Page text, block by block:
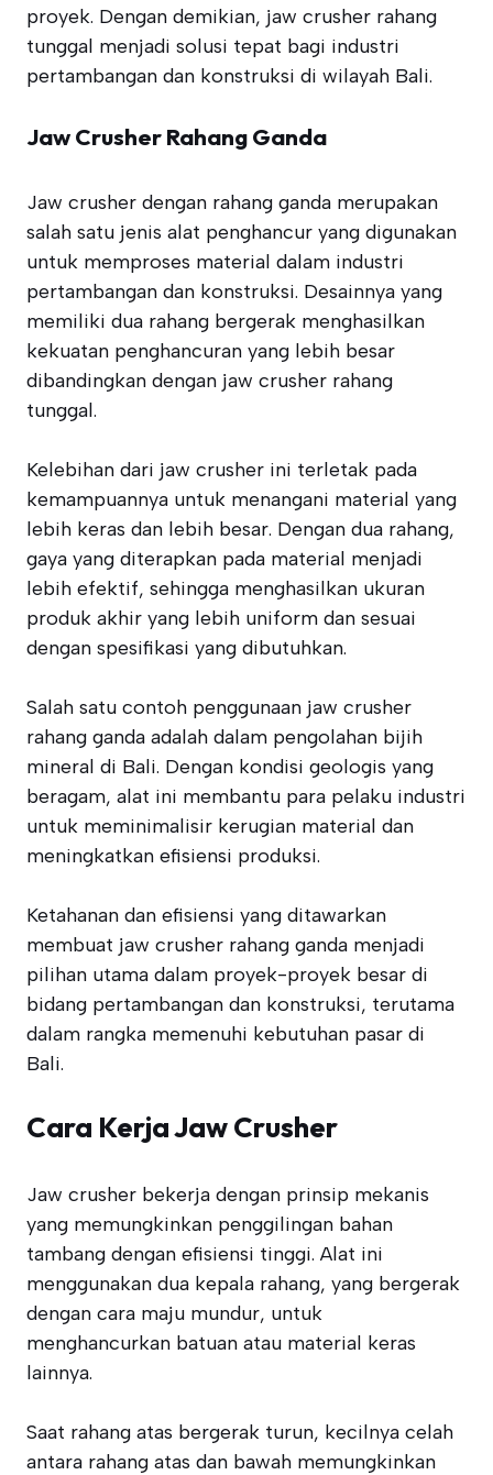
proyek. Dengan demikian, jaw crusher rahang
tunggal menjadi solusi tepat bagi industri
pertambangan dan konstruksi di wilayah Bali.
Jaw Crusher Rahang Ganda
Jaw crusher dengan rahang ganda merupakan
salah satu jenis alat penghancur yang digunakan
untuk memproses material dalam industri
pertambangan dan konstruksi. Desainnya yang
memiliki dua rahang bergerak menghasilkan
kekuatan penghancuran yang lebih besar
dibandingkan dengan jaw crusher rahang
tunggal.
Kelebihan dari jaw crusher ini terletak pada
kemampuannya untuk menangani material yang
lebih keras dan lebih besar. Dengan dua rahang,
gaya yang diterapkan pada material menjadi
lebih efektif, sehingga menghasilkan ukuran
produk akhir yang lebih uniform dan sesuai
dengan spesifikasi yang dibutuhkan.
Salah satu contoh penggunaan jaw crusher
rahang ganda adalah dalam pengolahan bijih
mineral di Bali. Dengan kondisi geologis yang
beragam, alat ini membantu para pelaku industri
untuk meminimalisir kerugian material dan
meningkatkan efisiensi produksi.
Ketahanan dan efisiensi yang ditawarkan
membuat jaw crusher rahang ganda menjadi
pilihan utama dalam proyek-proyek besar di
bidang pertambangan dan konstruksi, terutama
dalam rangka memenuhi kebutuhan pasar di
Bali.
Cara Kerja Jaw Crusher
Jaw crusher bekerja dengan prinsip mekanis
yang memungkinkan penggilingan bahan
tambang dengan efisiensi tinggi. Alat ini
menggunakan dua kepala rahang, yang bergerak
dengan cara maju mundur, untuk
menghancurkan batuan atau material keras
lainnya.
Saat rahang atas bergerak turun, kecilnya celah
antara rahang atas dan bawah memungkinkan